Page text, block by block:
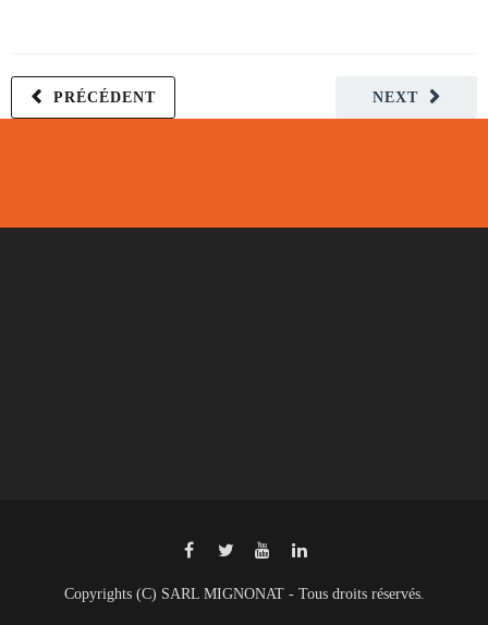
NEXT
PRÉCÉDENT
Copyrights (C) SARL MIGNONAT - Tous droits réservés.